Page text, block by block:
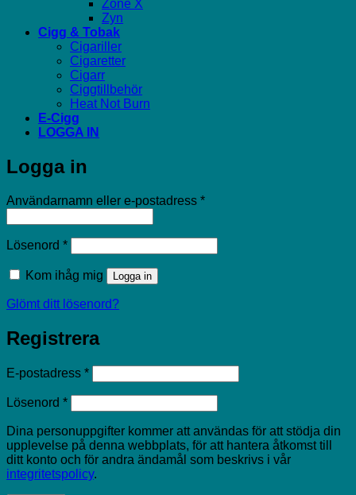
Zone X
Zyn
Cigg & Tobak
Cigariller
Cigaretter
Cigarr
Ciggtillbehör
Heat Not Burn
E-Cigg
LOGGA IN
Logga in
Användarnamn eller e-postadress *Obligatoriskt
Lösenord *Obligatoriskt
Kom ihåg mig Logga in
Glömt ditt lösenord?
Registrera
E-postadress *Obligatoriskt
Lösenord *Obligatoriskt
Dina personuppgifter kommer att användas för att stödja din
upplevelse på denna webbplats, för att hantera åtkomst till
ditt konto och för andra ändamål som beskrivs i vår
integritetspolicy.